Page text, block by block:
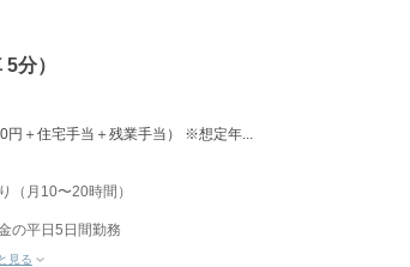
分）
円＋住宅手当＋残業手当） ※想定年...
月10〜20時間）
の平日5日間勤務
見る